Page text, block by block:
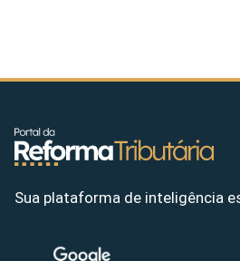
Sua plataforma de inteligência